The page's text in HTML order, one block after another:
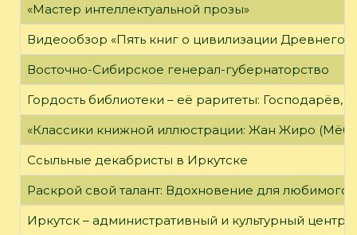
«Мастер интеллектуальной прозы»
Видеообзор «Пять книг о цивилизации Древнего
Восточно-Сибирское генерал-губернаторство
Гордость библиотеки – её раритеты:
«Классики книжной иллюстрации: Жан Жиро
Ссыльные декабристы в Иркутске
Раскрой свой талант: Вдохновение для любимого
Иркутск – административный и культурный центр